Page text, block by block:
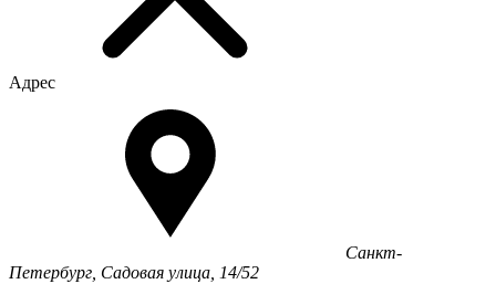
Адрес
Санкт-
Петербург, Садовая улица, 14/52